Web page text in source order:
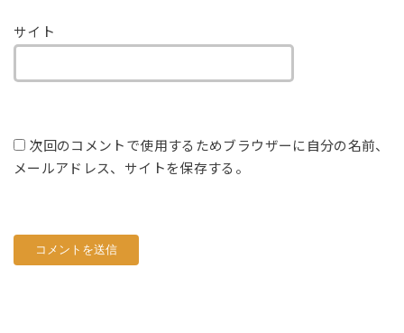
サイト
次回のコメントで使用するためブラウザーに自分の名前、
メールアドレス、サイトを保存する。